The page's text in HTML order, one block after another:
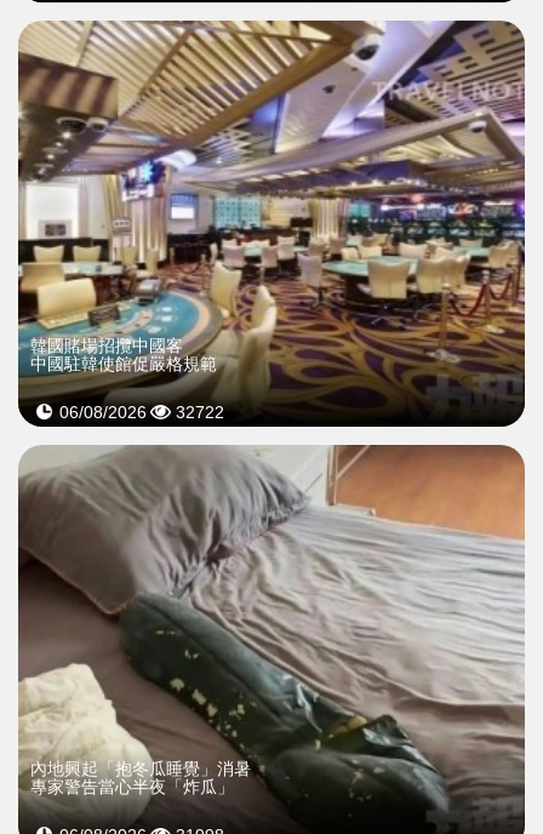
韓國賭場招攬中國客
中國駐韓使館促嚴格規範
06/08/2026 32722
內地興起「抱冬瓜睡覺」消暑
專家警告當心半夜「炸瓜」